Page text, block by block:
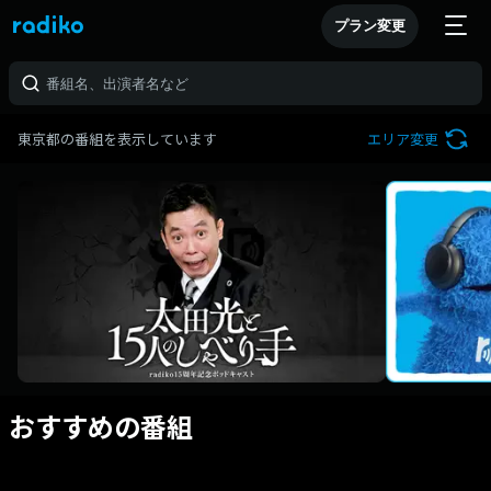
プラン変更
東京都の番組を表示しています エリア変更
おすすめの番組